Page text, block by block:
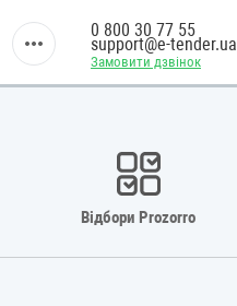
Замовити дзвінок
0 800 30 77 55
support@e-tender.ua
Відбори Prozorro